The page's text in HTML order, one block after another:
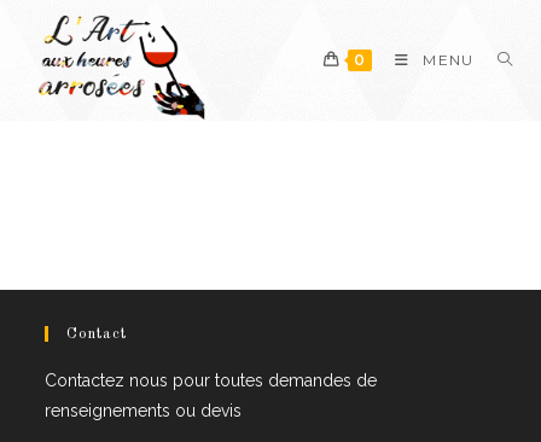
0 MENU
Contact
Contactez nous pour toutes demandes de
renseignements ou devis